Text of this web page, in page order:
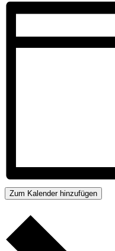
Zum Kalender hinzufügen